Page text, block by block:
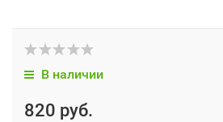
В наличии
820 руб.